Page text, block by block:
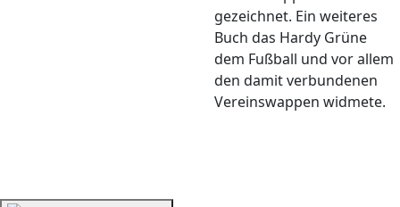
gezeichnet. Ein weiteres
Buch das Hardy Grüne
dem Fußball und vor allem
den damit verbundenen
Vereinswappen widmete.